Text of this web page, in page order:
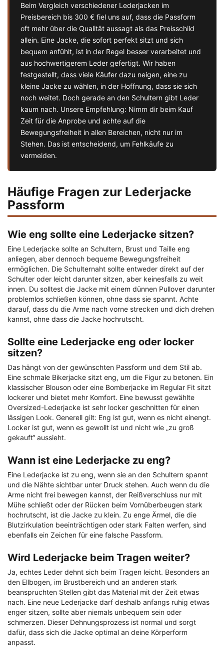
Beim Vergleich verschiedener Lederjacken im
Preisbereich bis 300 € fiel uns auf, dass die Passform
oft mehr über die Qualität aussagt als das Preisschild
allein. Eine Jacke, die sofort perfekt sitzt und sich
bequem anfühlt, ist in der Regel besser verarbeitet und
aus hochwertigerem Leder gefertigt. Wir haben
festgestellt, dass viele Käufer dazu neigen, eine zu
kleine Jacke zu wählen, in der Hoffnung, dass sie sich
noch weitet. Doch gerade an den Schultern gibt Leder
kaum nach. Unsere Empfehlung: Nimm dir beim Kauf
Zeit für die Anprobe und achte auf die
Bewegungsfreiheit in allen Bereichen, nicht nur im
Stehen. Das ist entscheidend, um Fehlkäufe zu
vermeiden.
Häufige Fragen zur Lederjacke
Passform
Wie eng sollte eine Lederjacke sitzen?
Eine Lederjacke sollte an Schultern, Brust und Taille eng
anliegen, aber dennoch bequeme Bewegungsfreiheit
ermöglichen. Die Schulternaht sollte entweder direkt auf der
Schulter oder leicht darunter sitzen, aber keinesfalls zu weit
innen. Du solltest die Jacke mit einem dünnen Pullover darunter
problemlos schließen können, ohne dass sie spannt. Achte
darauf, dass du die Arme nach vorne strecken und dich drehen
kannst, ohne dass die Jacke hochrutscht.
Sollte eine Lederjacke eng oder locker
sitzen?
Das hängt von der gewünschten Passform und dem Stil ab.
Eine schmale Bikerjacke sitzt eng, um die Figur zu betonen. Ein
klassischer Blouson oder eine Bomberjacke im Regular Fit sitzt
lockerer und bietet mehr Komfort. Eine bewusst gewählte
Oversized-Lederjacke ist sehr locker geschnitten für einen
lässigen Look. Generell gilt: Eng ist gut, wenn es nicht einengt.
Locker ist gut, wenn es gewollt ist und nicht wie „zu groß
gekauft“ aussieht.
Wann ist eine Lederjacke zu eng?
Eine Lederjacke ist zu eng, wenn sie an den Schultern spannt
und die Nähte sichtbar unter Druck stehen. Auch wenn du die
Arme nicht frei bewegen kannst, der Reißverschluss nur mit
Mühe schließt oder der Rücken beim Vornüberbeugen stark
hochrutscht, ist die Jacke zu klein. Zu enge Ärmel, die die
Blutzirkulation beeinträchtigen oder stark Falten werfen, sind
ebenfalls ein Zeichen für eine falsche Passform.
Wird Lederjacke beim Tragen weiter?
Ja, echtes Leder dehnt sich beim Tragen leicht. Besonders an
den Ellbogen, im Brustbereich und an anderen stark
beanspruchten Stellen gibt das Material mit der Zeit etwas
nach. Eine neue Lederjacke darf deshalb anfangs ruhig etwas
enger sitzen, sollte aber niemals unbequem sein oder
schmerzen. Dieser Dehnungsprozess ist normal und sorgt
dafür, dass sich die Jacke optimal an deine Körperform
anpasst.